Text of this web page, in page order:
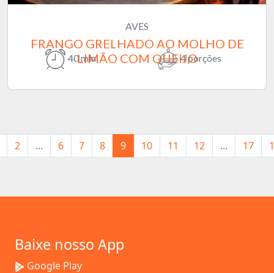
AVES
FRANGO GRELHADO AO MOLHO DE
LIMÃO COM QUEIJO
40 min 4 porções
2 ... 6 7 8 9 10 11 12 ... 17
Baixe nosso App
Google Play